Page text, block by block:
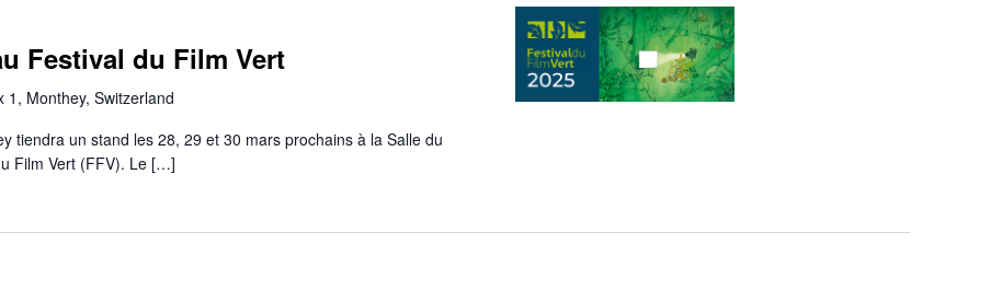
Festival du Film Vert
1, Monthey, Switzerland
tiendra un stand les 28, 29 et 30 mars prochains à la Salle du
Film Vert (FFV). Le […]